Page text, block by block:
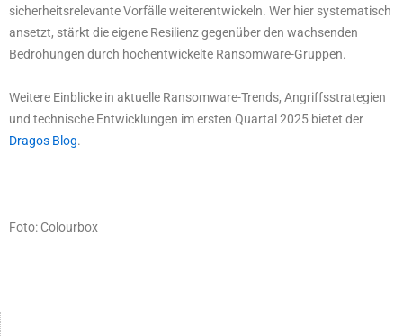
sicherheitsrelevante Vorfälle weiterentwickeln. Wer hier systematisch
ansetzt, stärkt die eigene Resilienz gegenüber den wachsenden
Bedrohungen durch hochentwickelte Ransomware-Gruppen.
Weitere Einblicke in aktuelle Ransomware-Trends, Angriffsstrategien
und technische Entwicklungen im ersten Quartal 2025 bietet der
Dragos Blog.
Foto: Colourbox